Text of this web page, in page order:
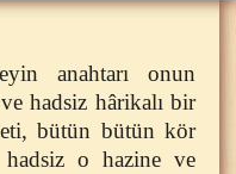
anahtarı onun
hadsiz hârikalı bir
bütün bütün kör
hadsiz o hazine ve